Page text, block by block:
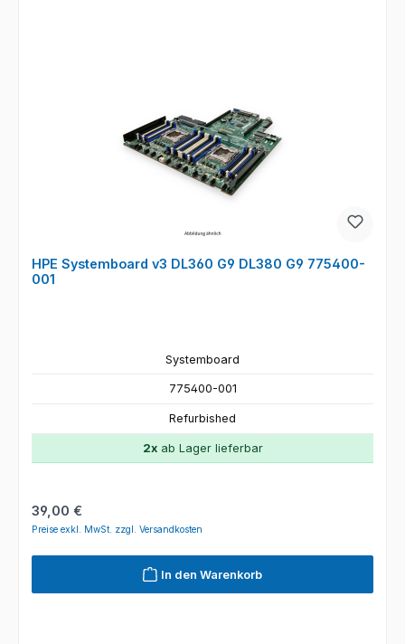
HPE Systemboard v3 DL360 G9 DL380 G9 775400-
001
Systemboard
775400-001
Refurbished
2xab Lager lieferbar
Regulärer Preis:
39,00 €
Preise exkl. MwSt. zzgl. Versandkosten
In den Warenkorb